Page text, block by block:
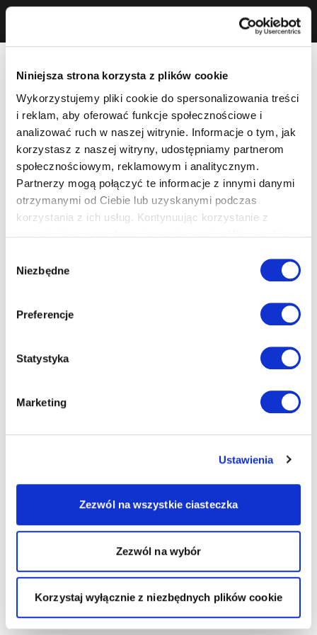
Niniejsza strona korzysta z plików cookie
Wykorzystujemy pliki cookie do spersonalizowania treści
i reklam, aby oferować funkcje społecznościowe i
analizować ruch w naszej witrynie. Informacje o tym, jak
korzystasz z naszej witryny, udostępniamy partnerom
społecznościowym, reklamowym i analitycznym.
Partnerzy mogą połączyć te informacje z innymi danymi
otrzymanymi od Ciebie lub uzyskanymi podczas
korzystania z ich usług. Kontynuując korzystanie z
zgody
Niezbędne
Preferencje
Statystyka
Marketing
Ustawienia
Zezwól na wszystkie ciasteczka
Zezwól na wybór
Korzystaj wyłącznie z niezbędnych plików cookie